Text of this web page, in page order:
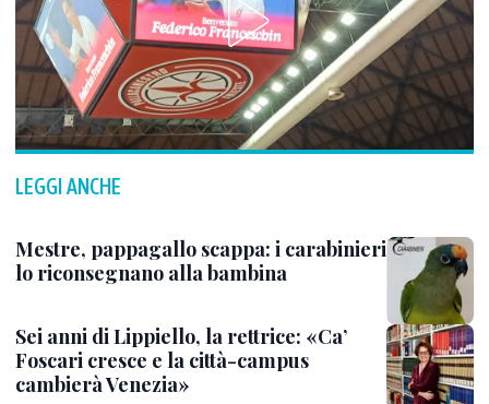
LEGGI ANCHE
Mestre, pappagallo scappa: i carabinieri
lo riconsegnano alla bambina
Sei anni di Lippiello, la rettrice: «Ca’
Foscari cresce e la città-campus
cambierà Venezia»